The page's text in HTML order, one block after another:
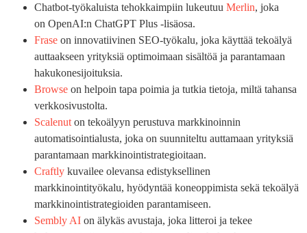
Chatbot-työkaluista tehokkaimpiin lukeutuu Merlin, joka
on OpenAI:n ChatGPT Plus -lisäosa.
Frase on innovatiivinen SEO-työkalu, joka käyttää tekoälyä
auttaakseen yrityksiä optimoimaan sisältöä ja parantamaan
hakukonesijoituksia.
Browse on helpoin tapa poimia ja tutkia tietoja, miltä tahansa
verkkosivustolta.
Scalenut on tekoälyyn perustuva markkinoinnin
automatisointialusta, joka on suunniteltu auttamaan yrityksiä
parantamaan markkinointistrategioitaan.
Craftly kuvailee olevansa edistyksellinen
markkinointityökalu, hyödyntää koneoppimista sekä tekoälyä
markkinointistrategioiden parantamiseen.
Sembly AI on älykäs avustaja, joka litteroi ja tekee